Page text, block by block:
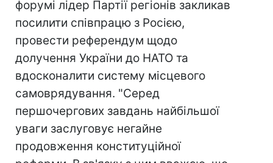
форумі лідер Партії регіонів закликав
посилити співпрацю з Росією,
провести референдум щодо
долучення України до НАТО та
вдосконалити систему місцевого
самоврядування. "Серед
першочергових завдань найбільшої
уваги заслуговує негайне
продовження конституційної